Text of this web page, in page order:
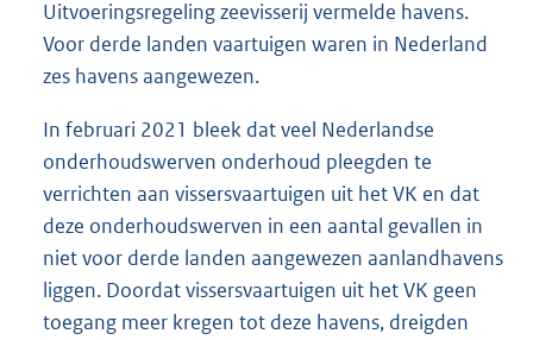
Uitvoeringsregeling zeevisserij vermelde havens.
Voor derde landen vaartuigen waren in Nederland
zes havens aangewezen.
In februari 2021 bleek dat veel Nederlandse
onderhoudswerven onderhoud pleegden te
verrichten aan vissersvaartuigen uit het VK en dat
deze onderhoudswerven in een aantal gevallen in
niet voor derde landen aangewezen aanlandhavens
liggen. Doordat vissersvaartuigen uit het VK geen
toegang meer kregen tot deze havens, dreigden